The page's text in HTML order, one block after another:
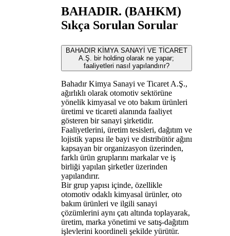
BAHADIR. (BAHKM)
Sıkça Sorulan Sorular
BAHADIR KİMYA SANAYİ VE TİCARET
A.Ş. bir holding olarak ne yapar;
faaliyetleri nasıl yapılandırır?
Bahadır Kimya Sanayi ve Ticaret A.Ş.,
ağırlıklı olarak otomotiv sektörüne
yönelik kimyasal ve oto bakım ürünleri
üretimi ve ticareti alanında faaliyet
gösteren bir sanayi şirketidir.
Faaliyetlerini, üretim tesisleri, dağıtım ve
lojistik yapısı ile bayi ve distribütör ağını
kapsayan bir organizasyon üzerinden,
farklı ürün gruplarını markalar ve iş
birliği yapılan şirketler üzerinden
yapılandırır.
Bir grup yapısı içinde, özellikle
otomotiv odaklı kimyasal ürünler, oto
bakım ürünleri ve ilgili sanayi
çözümlerini aynı çatı altında toplayarak,
üretim, marka yönetimi ve satış-dağıtım
işlevlerini koordineli şekilde yürütür.